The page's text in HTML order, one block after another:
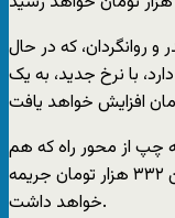
روانگردان، که در حال
جریمه دارد، با نرخ جدید، به یک
و تجاوز به چپ از محور راه که هم
اکنون ۲۵۰ هزار تومان جریمه دارد، پس از این ۳۳۲ هزار تومان جریمه
خواهد داشت.